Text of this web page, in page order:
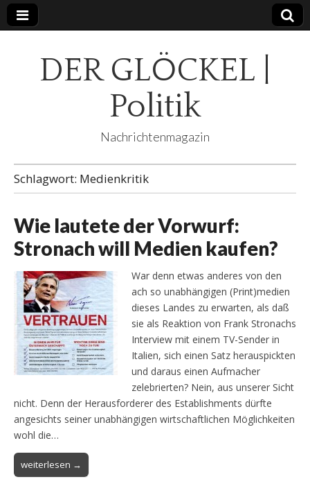
DER GLÖCKEL |
Politik
Nachrichtenmagazin
Schlagwort: Medienkritik
Wie lautete der Vorwurf:
Stronach will Medien kaufen?
War denn etwas anderes von den
ach so unabhängigen (Print)medien
dieses Landes zu erwarten, als daß
sie als Reaktion von Frank Stronachs
Interview mit einem TV-Sender in
Italien, sich einen Satz herauspickten
und daraus einen Aufmacher
zelebrierten? Nein, aus unserer Sicht
nicht. Denn der Herausforderer des Establishments dürfte
angesichts seiner unabhängigen wirtschaftlichen Möglichkeiten
wohl die…
weiterlesen →